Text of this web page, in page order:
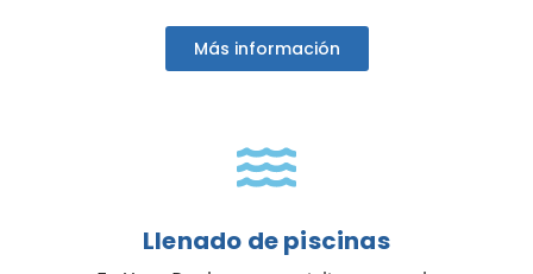
Más información
Llenado de piscinas